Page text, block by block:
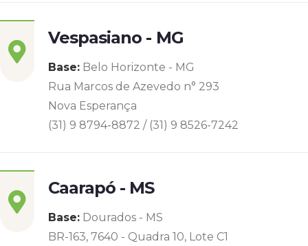
Vespasiano - MG
Base: Belo Horizonte - MG
Rua Marcos de Azevedo n° 293
Nova Esperança
(31) 9 8794-8872 / (31) 9 8526-7242
Caarapó - MS
Base: Dourados - MS
BR-163, 7640 - Quadra 10, Lote C1